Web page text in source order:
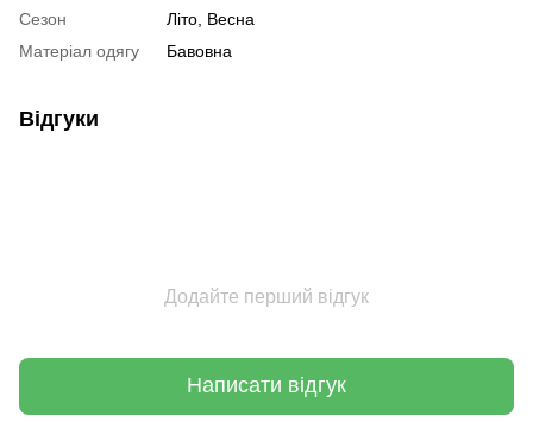
Сезон
Літо, Весна
Матеріал одягу
Бавовна
Відгуки
Додайте перший відгук
Написати відгук